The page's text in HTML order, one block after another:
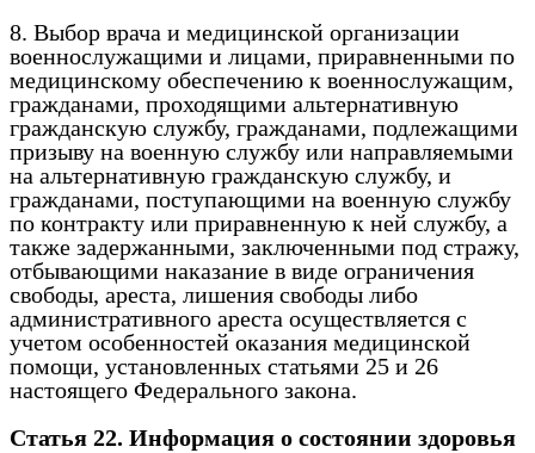
8. Выбор врача и медицинской организации
военнослужащими и лицами, приравненными по
медицинскому обеспечению к военнослужащим,
гражданами, проходящими альтернативную
гражданскую службу, гражданами, подлежащими
призыву на военную службу или направляемыми
на альтернативную гражданскую службу, и
гражданами, поступающими на военную службу
по контракту или приравненную к ней службу, а
также задержанными, заключенными под стражу,
отбывающими наказание в виде ограничения
свободы, ареста, лишения свободы либо
административного ареста осуществляется с
учетом особенностей оказания медицинской
помощи, установленных статьями 25 и 26
настоящего Федерального закона.
Статья 22. Информация о состоянии здоровья